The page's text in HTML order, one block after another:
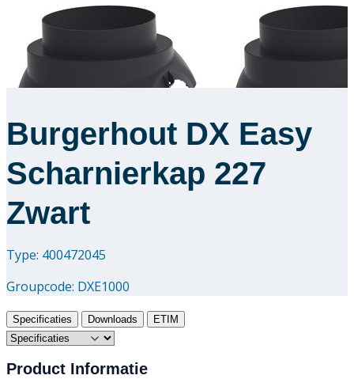
Burgerhout DX Easy
Scharnierkap 227
Zwart
Type: 400472045
Groupcode: DXE1000
Specificaties Downloads ETIM
Product Informatie